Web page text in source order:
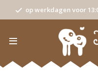
op werkdagen voor